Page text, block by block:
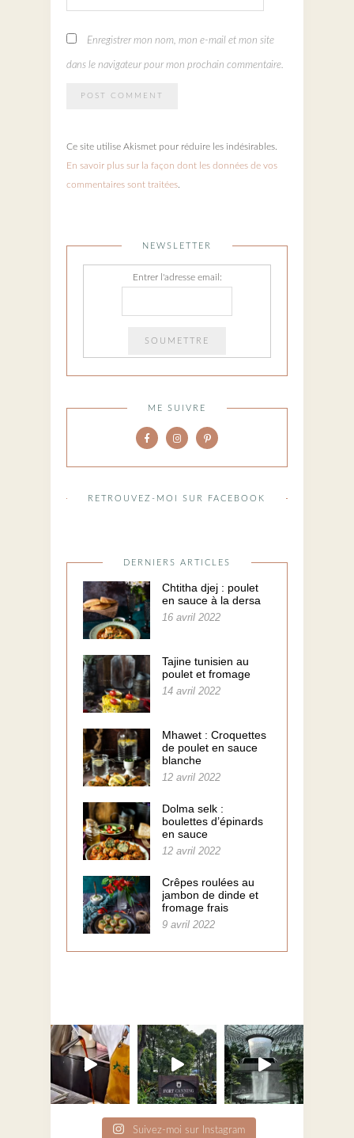
Enregistrer mon nom, mon e-mail et mon site
dans le navigateur pour mon prochain commentaire.
Ce site utilise Akismet pour réduire les indésirables.
En savoir plus sur la façon dont les données de vos
commentaires sont traitées
NEWSLETTER
Entrer l'adresse email:
ME SUIVRE
RETROUVEZ-MOI SUR FACEBOOK
DERNIERS ARTICLES
Chtitha djej : poulet
en sauce à la dersa
16 avril 2022
Tajine tunisien au
poulet et fromage
14 avril 2022
Mhawet : Croquettes
de poulet en sauce
blanche
12 avril 2022
Dolma selk :
boulettes d’épinards
en sauce
12 avril 2022
Crêpes roulées au
jambon de dinde et
fromage frais
9 avril 2022
Suivez-moi sur Instagram